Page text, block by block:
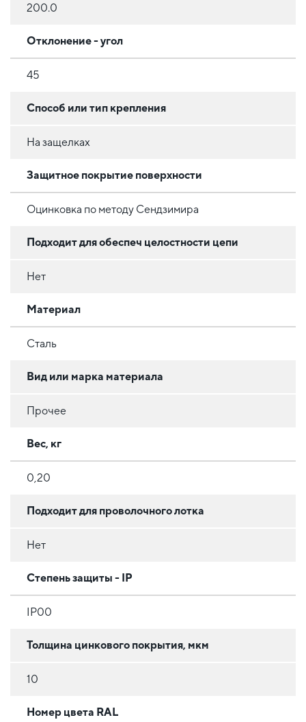
200.0
Отклонение - угол
45
Способ или тип крепления
На защелках
Защитное покрытие поверхности
Оцинковка по методу Сендзимира
Подходит для обеспеч целостности цепи
Нет
Материал
Сталь
Вид или марка материала
Прочее
Вес, кг
0,20
Подходит для проволочного лотка
Нет
Степень защиты - IP
IP00
Толщина цинкового покрытия, мкм
10
Номер цвета RAL